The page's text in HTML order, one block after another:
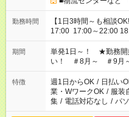
勤務時間
【1日3時間～も相談OK!】 ＜シフト例＞ 9:00～12:00
17:00 17:00～22:00 18:00～21:00
お気軽にご相談くださ
期間
単発1日～！ ★勤務開
い！ ＃8月～ ＃9月
特徴 週1日からOK / 日払い
業・WワークOK / 服装
集 / 電話対応なし / パ